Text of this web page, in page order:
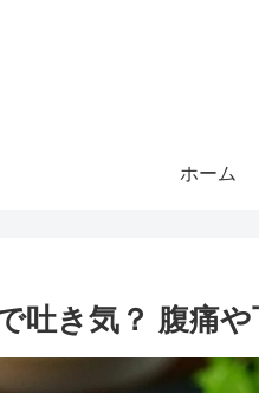
ホーム
吐き気？ 腹痛